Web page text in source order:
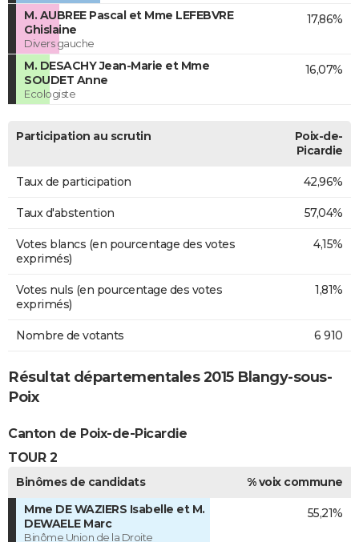
M. AUBREE Pascal et Mme LEFEBVRE
Ghislaine
Divers gauche
17,86%
M. DESACHY Jean-Marie et Mme
SOUDET Anne
Ecologiste
16,07%
Participation au scrutin
Poix-de-
Picardie
Taux de participation 42,96%
Taux d'abstention 57,04%
Votes blancs (en pourcentage des votes
exprimés)
4,15%
Votes nuls (en pourcentage des votes
exprimés)
1,81%
Nombre de votants 6 910
Résultat départementales 2015 Blangy-sous-
Poix
Canton de Poix-de-Picardie
TOUR 2
Binômes de candidats
% voix commune
Mme DE WAZIERS Isabelle et M.
DEWAELE Marc
Binôme Union de la Droite
55,21%